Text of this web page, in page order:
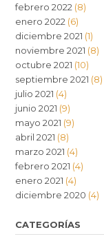
febrero 2022 (8)
enero 2022 (6)
diciembre 2021 (1)
noviembre 2021 (8)
octubre 2021 (10)
septiembre 2021 (8)
julio 2021 (4)
junio 2021 (9)
mayo 2021 (9)
abril 2021 (8)
marzo 2021 (4)
febrero 2021 (4)
enero 2021 (4)
diciembre 2020 (4)
CATEGORÍAS